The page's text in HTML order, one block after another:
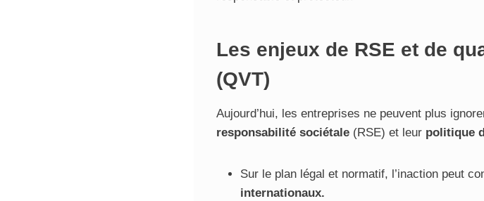
Les enjeux de RSE et de
(QVT)
Aujourd’hui, les entreprises ne peuvent plus
responsabilité sociétale (RSE) et leur politique
Sur le plan légal et normatif, l’inaction peut
internationaux.